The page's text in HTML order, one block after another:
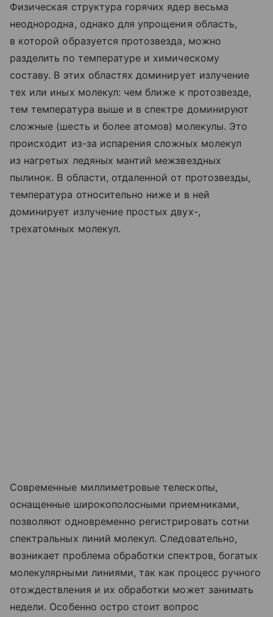
Физическая структура горячих ядер весьма
неоднородна, однако для упрощения область,
в которой образуется протозвезда, можно
разделить по температуре и химическому
составу. В этих областях доминирует излучение
тех или иных молекул: чем ближе к протозвезде,
тем температура выше и в спектре доминируют
сложные (шесть и более атомов) молекулы. Это
происходит из-за испарения сложных молекул
из нагретых ледяных мантий межзвездных
пылинок. В области, отдаленной от протозвезды,
температура относительно ниже и в ней
доминирует излучение простых двух-,
трехатомных молекул.
Современные миллиметровые телескопы,
оснащенные широкополосными приемниками,
позволяют одновременно регистрировать сотни
спектральных линий молекул. Следовательно,
возникает проблема обработки спектров, богатых
молекулярными линиями, так как процесс ручного
отождествления и их обработки может занимать
недели. Особенно остро стоит вопрос